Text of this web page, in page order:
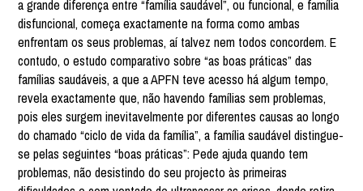
a grande diferença entre “família saudável”, ou funcional, e família
disfuncional, começa exactamente na forma como ambas
enfrentam os seus problemas, aí talvez nem todos concordem. E
contudo, o estudo comparativo sobre “as boas práticas” das
famílias saudáveis, a que a APFN teve acesso há algum tempo,
revela exactamente que, não havendo famílias sem problemas,
pois eles surgem inevitavelmente por diferentes causas ao longo
do chamado “ciclo de vida da família”, a família saudável distingue-
se pelas seguintes “boas práticas”: Pede ajuda quando tem
problemas, não desistindo do seu projecto às primeiras